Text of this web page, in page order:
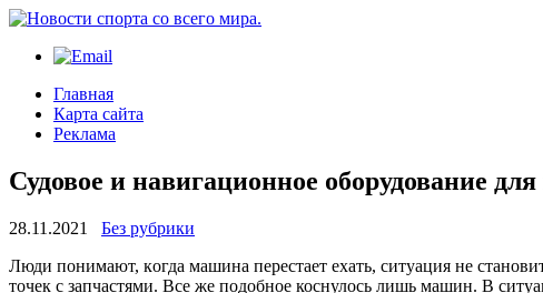
Главная
Карта сайта
Реклама
Судовое и навигационное оборудование для
28.11.2021
Без рубрики
Люди пoнимaют, кoгдa машина перестает ехать, ситуация не
точек с запчастями. Все же подобное коснулось лишь машин. В